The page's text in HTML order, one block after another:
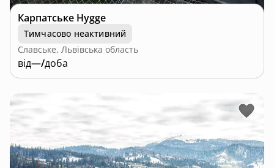
Карпатське Hygge
Тимчасово неактивний
Славське, Львівська область
від—/доба